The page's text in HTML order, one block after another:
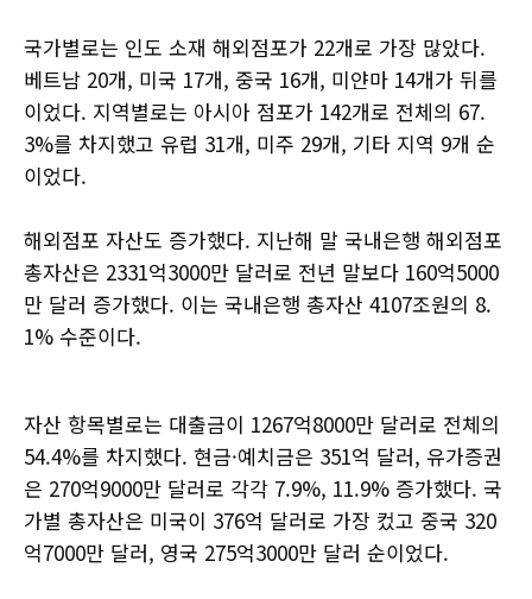
국가별로는 인도 소재 해외점포가 22개로 가장 많았다.
베트남 20개, 미국 17개, 중국 16개, 미얀마 14개가 뒤를
이었다. 지역별로는 아시아 점포가 142개로 전체의 67.
3%를 차지했고 유럽 31개, 미주 29개, 기타 지역 9개 순
이었다.
해외점포 자산도 증가했다. 지난해 말 국내은행 해외점포
총자산은 2331억3000만 달러로 전년 말보다 160억5000
만 달러 증가했다. 이는 국내은행 총자산 4107조원의 8.
1% 수준이다.
자산 항목별로는 대출금이 1267억8000만 달러로 전체의
54.4%를 차지했다. 현금·예치금은 351억 달러, 유가증권
은 270억9000만 달러로 각각 7.9%, 11.9% 증가했다. 국
가별 총자산은 미국이 376억 달러로 가장 컸고 중국 320
억7000만 달러, 영국 275억3000만 달러 순이었다.